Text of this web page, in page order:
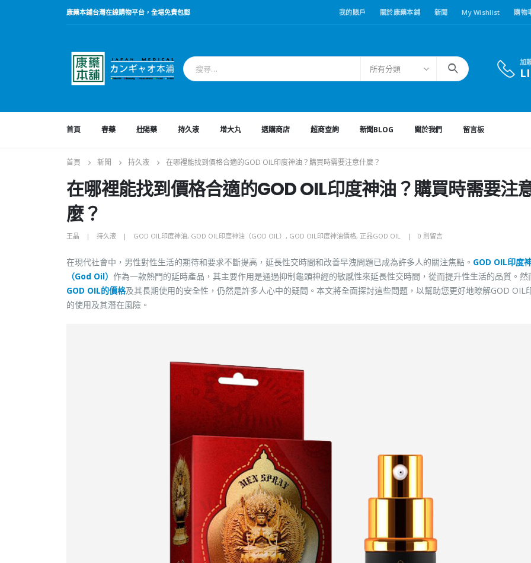
康藥本鋪台灣在線購物平台，全場免費包郵 我的賬戶 關於康藥本鋪 新聞 My Wishlist 購物
所有分類
加
首頁 春藥 壯陽藥 持久液 增大丸 選購商店 超商查詢 新聞BLOG 關於我們 留言板
首頁 新聞 持久液 在哪裡能找到價格合適的GOD OIL印度神油？購買時需要注意什麼？
在哪裡能找到價格合適的GOD OIL印度神油？購買時需要注
麼？
王晶 持久液 GOD OIL印度神油, GOD OIL印度神油（GOD OIL） , GOD OIL印度神油價格, 正品GOD OIL 0 則留言
在現代社會中，男性對性生活的期待和要求不斷提高，延長性交時間和改善早洩問題已成為許多人的關注焦點。 GOD OIL印度
（God Oil） 作為一款熱門的延時產品，其主要作用是通過抑制龜頭神經的敏感性來延長性交時間，從而提升性生活的品質。然
GOD OIL的價格及其長期使用的安全性，仍然是許多人心中的疑問。本文將全面探討這些問題，以幫助您更好地瞭解GOD OIL
的使用及其潛在風險。